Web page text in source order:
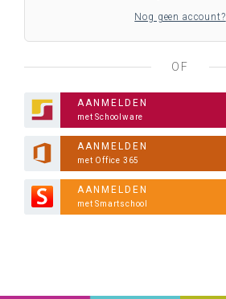
Nog geen account?
OF
AANMELDEN
met Schoolware
AANMELDEN
met Office 365
AANMELDEN
met Smartschool